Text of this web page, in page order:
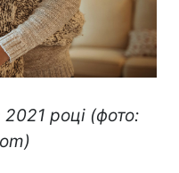
році (фото: